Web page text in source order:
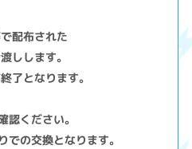
配布された
しします。
了となります。
認ください。
での交換となります。